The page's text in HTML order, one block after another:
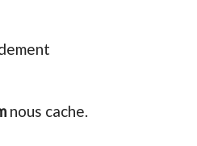
nous cache.